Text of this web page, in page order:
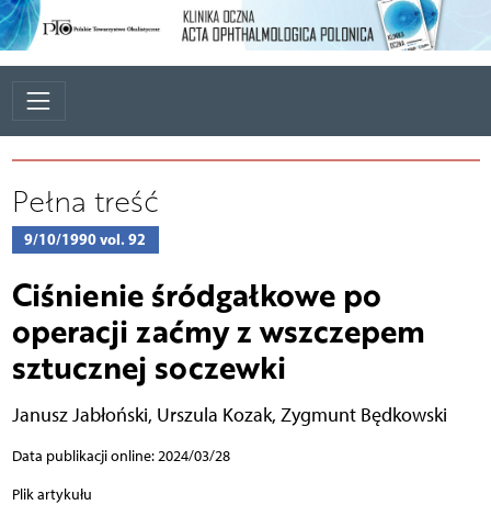
Pełna treść
9/10/1990 vol. 92
Ciśnienie śródgałkowe po
operacji zaćmy z wszczepem
sztucznej soczewki
Janusz Jabłoński, Urszula Kozak, Zygmunt Będkowski
Data publikacji online: 2024/03/28
Plik artykułu